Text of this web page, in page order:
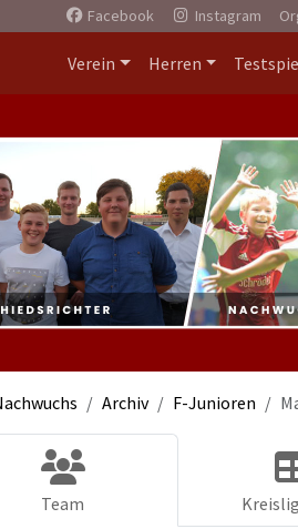
Facebook Instagram
Verein Herren
Archiv F-Junioren
Team